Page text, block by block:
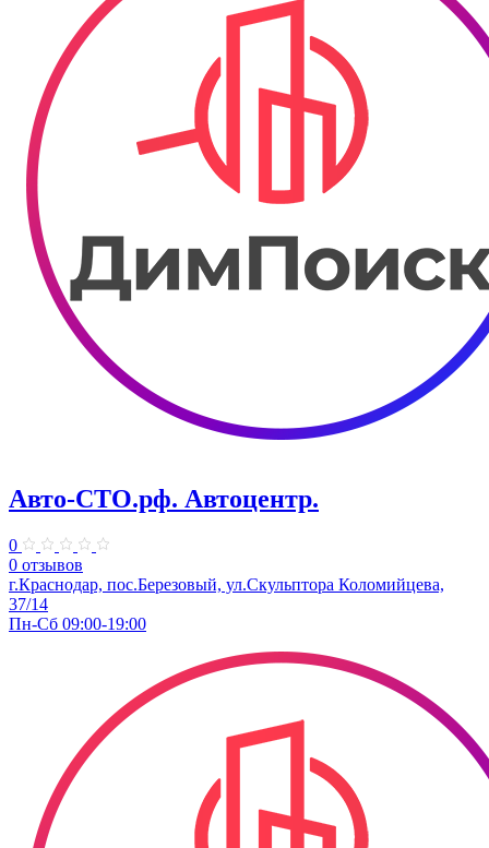
Авто-СТО.рф. Автоцентр.
0
0 отзывов
г.Краснодар, пос.Березовый, ул.Скульптора Коломийцева,
37/14
Пн-Сб 09:00-19:00